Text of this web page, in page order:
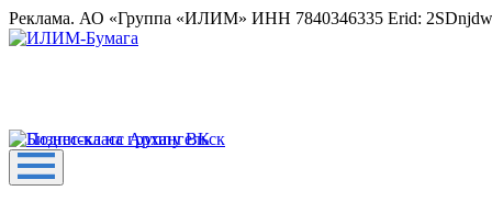
Реклама. АО «Группа «ИЛИМ» ИНН 7840346335 Erid: